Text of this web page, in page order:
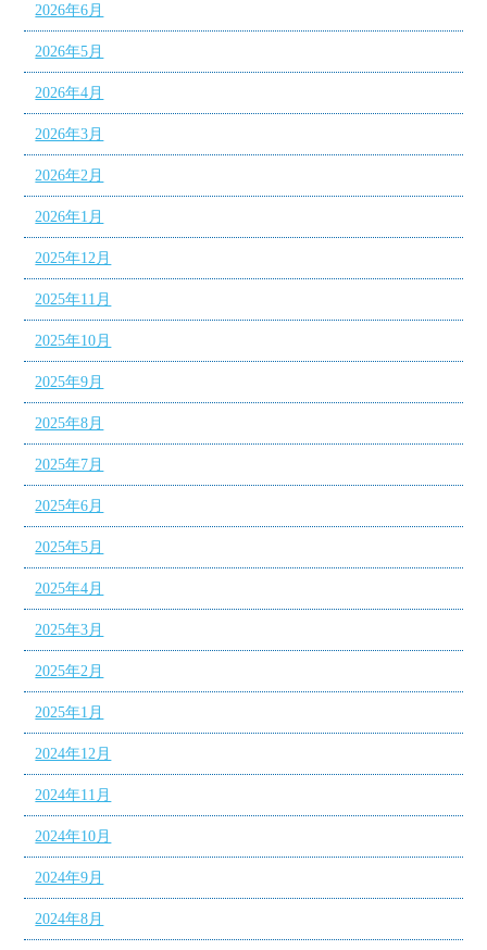
2026年6月
2026年5月
2026年4月
2026年3月
2026年2月
2026年1月
2025年12月
2025年11月
2025年10月
2025年9月
2025年8月
2025年7月
2025年6月
2025年5月
2025年4月
2025年3月
2025年2月
2025年1月
2024年12月
2024年11月
2024年10月
2024年9月
2024年8月